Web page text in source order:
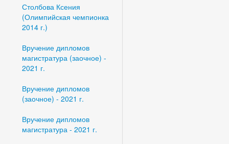
Столбова Ксения
(Олимпийская чемпионка
2014 г.)
Вручение дипломов
магистратура (заочное) -
2021 г.
Вручение дипломов
(заочное) - 2021 г.
Вручение дипломов
магистратура - 2021 г.